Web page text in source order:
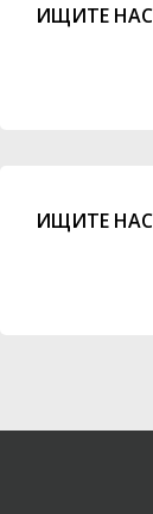
ИЩИТЕ НАС
ИЩИТЕ НАС